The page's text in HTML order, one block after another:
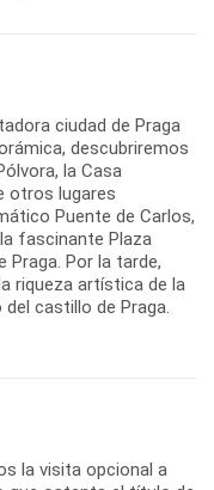
ciudad de Praga
descubriremos
la Casa
otros lugares
Puente de Carlos,
fascinante Plaza
Por la tarde,
riqueza artística de la
castillo de Praga.
la visita opcional a